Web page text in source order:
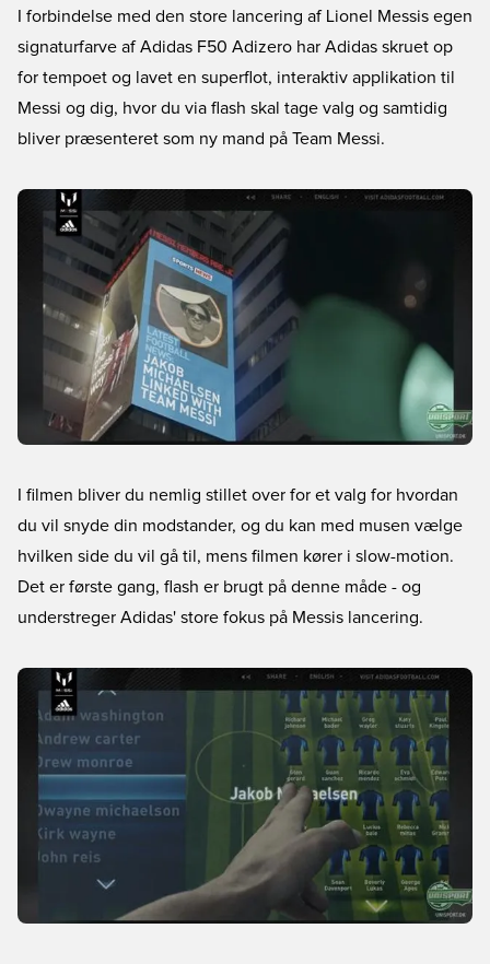
I forbindelse med den store lancering af Lionel Messis egen
signaturfarve af Adidas F50 Adizero har Adidas skruet op
for tempoet og lavet en superflot, interaktiv applikation til
Messi og dig, hvor du via flash skal tage valg og samtidig
bliver præsenteret som ny mand på Team Messi.
I filmen bliver du nemlig stillet over for et valg for hvordan
du vil snyde din modstander, og du kan med musen vælge
hvilken side du vil gå til, mens filmen kører i slow-motion.
Det er første gang, flash er brugt på denne måde - og
understreger Adidas' store fokus på Messis lancering.